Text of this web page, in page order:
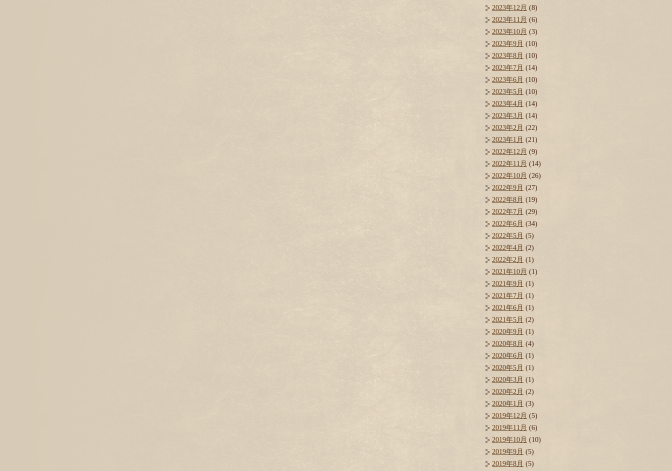
2023年12月 (8)
2023年11月 (6)
2023年10月 (3)
2023年9月 (10)
2023年8月 (10)
2023年7月 (14)
2023年6月 (10)
2023年5月 (10)
2023年4月 (14)
2023年3月 (14)
2023年2月 (22)
2023年1月 (21)
2022年12月 (9)
2022年11月 (14)
2022年10月 (26)
2022年9月 (27)
2022年8月 (19)
2022年7月 (29)
2022年6月 (34)
2022年5月 (5)
2022年4月 (2)
2022年2月 (1)
2021年10月 (1)
2021年9月 (1)
2021年7月 (1)
2021年6月 (1)
2021年5月 (2)
2020年9月 (1)
2020年8月 (4)
2020年6月 (1)
2020年5月 (1)
2020年3月 (1)
2020年2月 (2)
2020年1月 (3)
2019年12月 (5)
2019年11月 (6)
2019年10月 (10)
2019年9月 (5)
2019年8月 (5)